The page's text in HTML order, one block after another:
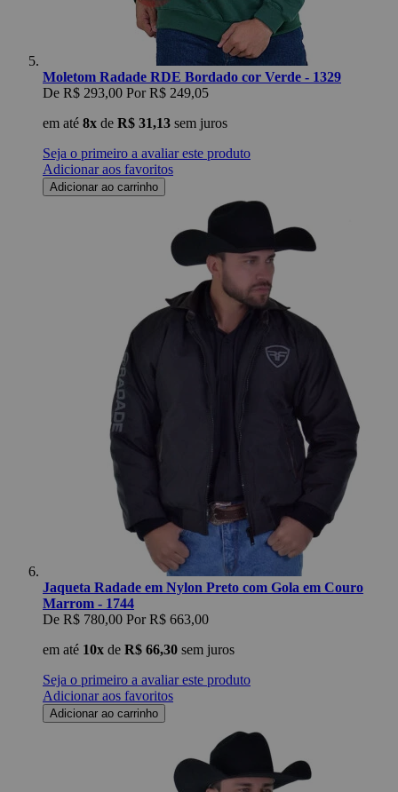
Moletom Radade RDE Bordado cor Verde - 1329
De R$ 293,00 Por R$ 249,05
em até 8x de R$ 31,13 sem juros
Seja o primeiro a avaliar este produto
Adicionar aos favoritos
Adicionar ao carrinho
Jaqueta Radade em Nylon Preto com Gola em Couro
Marrom - 1744
De R$ 780,00 Por R$ 663,00
em até 10x de R$ 66,30 sem juros
Seja o primeiro a avaliar este produto
Adicionar aos favoritos
Adicionar ao carrinho